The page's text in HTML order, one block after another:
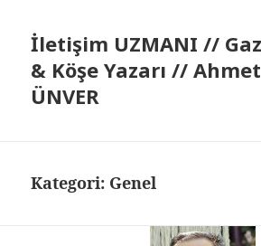
İletişim UZMANI //
& Köşe Yazarı // Ahmet
ÜNVER
Kategori: Genel